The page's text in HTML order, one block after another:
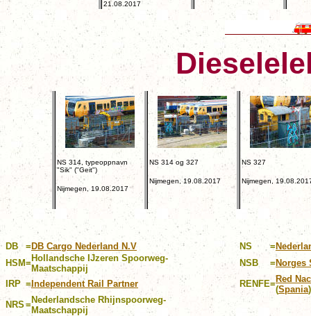
21.08.2017
NS 314, typeoppnavn
"Sik" ("Geit")
Nijmegen, 19.08.2017
NS 314 og 327
Nijmegen, 19.08.2017
NS 327
Nijmegen,
DB = DB Cargo Nederland N.V NS =
HSM=Hollandsche IJzeren Spoorweg-
Maatschappij
NSB =Norges
IRP =Independent Rail Partner RENFE= Red
(Spania)
NRS= Nederlandsche Rhijnspoorweg-
Maatschappij